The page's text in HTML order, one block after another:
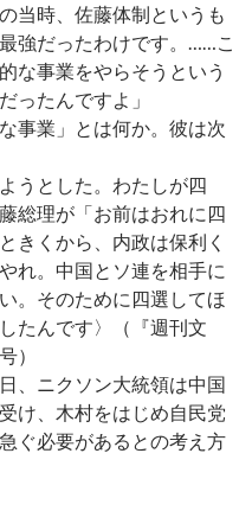
当時、佐藤体制というも
強だったわけです。……こ
な事業をやらそうという
ったんですよ」
事業」とは何か。彼は次
うとした。わたしが四
総理が「お前はおれに四
きくから、内政は保利く
れ。中国とソ連を相手に
。そのために四選してほ
たんです〉（『週刊文
）
、ニクソン大統領は中国
け、木村をはじめ自民党
ぐ必要があるとの考え方
係の鍵を握る「孫文会」（